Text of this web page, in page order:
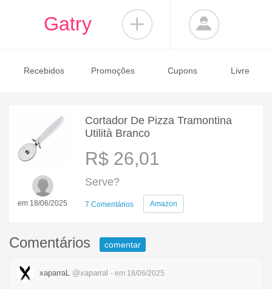
Gatry
Recebidos Promoções Cupons Livre
em 18/06/2025
Cortador De Pizza Tramontina
Utilità Branco
R$ 26,01
Serve?
7 Comentários Amazon
Comentários comentar
xaparraL @xaparral - em 18/06/2025